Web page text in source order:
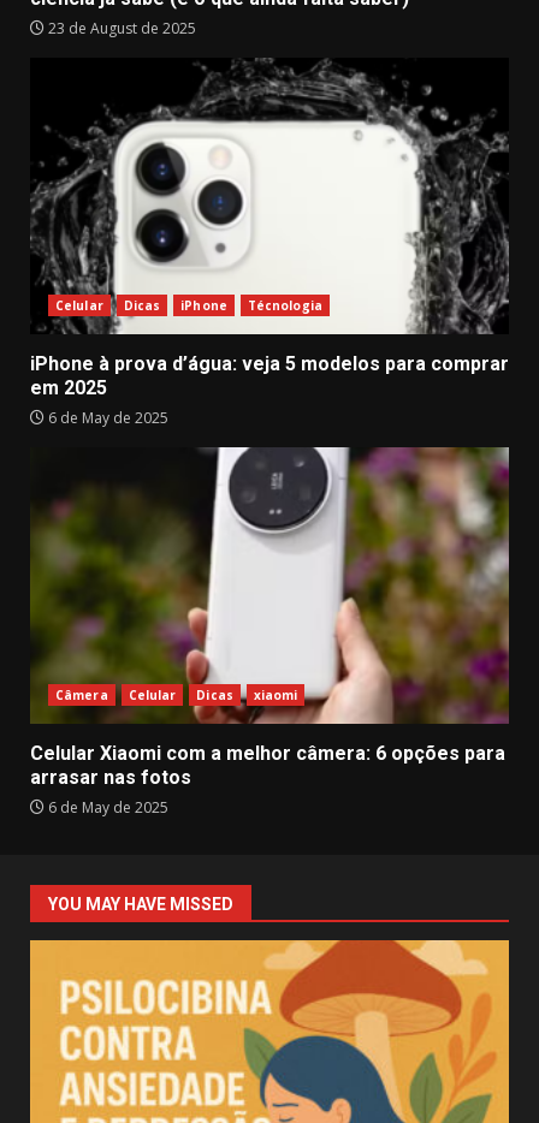
23 de August de 2025
Celular Dicas iPhone Técnologia
iPhone à prova d’água: veja 5 modelos para comprar
em 2025
6 de May de 2025
Câmera Celular Dicas xiaomi
Celular Xiaomi com a melhor câmera: 6 opções para
arrasar nas fotos
6 de May de 2025
YOU MAY HAVE MISSED